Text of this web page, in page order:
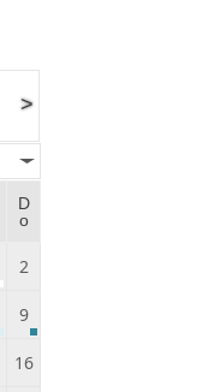
>
D
o
2
9
16